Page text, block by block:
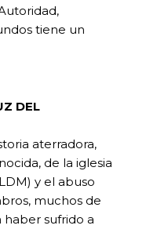
tiene un
DEL
aterradora,
de la iglesia
y el abuso
muchos de
haber sufrido a